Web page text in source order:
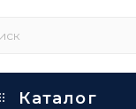
Каталог